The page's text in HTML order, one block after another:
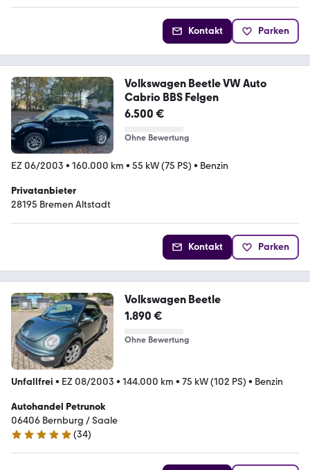
Kontakt Parken
Volkswagen Beetle VW Auto
Cabrio BBS Felgen
6.500 €
Ohne Bewertung
EZ 06/2003 • 160.000 km • 55 kW (75 PS) • Benzin
Privatanbieter
28195 Bremen Altstadt
Kontakt Parken
Volkswagen Beetle
1.890 €
Ohne Bewertung
Unfallfrei • EZ 08/2003 • 144.000 km • 75 kW (102 PS) • Benzin
Autohandel Petrunok
06406 Bernburg / Saale
4.9 Sterne
(34)